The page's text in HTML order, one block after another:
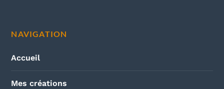
NAVIGATION
Accueil
Mes créations